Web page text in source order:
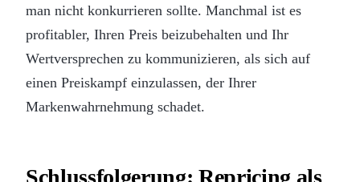
man nicht konkurrieren sollte. Manchmal ist es
profitabler, Ihren Preis beizubehalten und Ihr
Wertversprechen zu kommunizieren, als sich auf
einen Preiskampf einzulassen, der Ihrer
Markenwahrnehmung schadet.
Schlussfolgerung: Repricing als